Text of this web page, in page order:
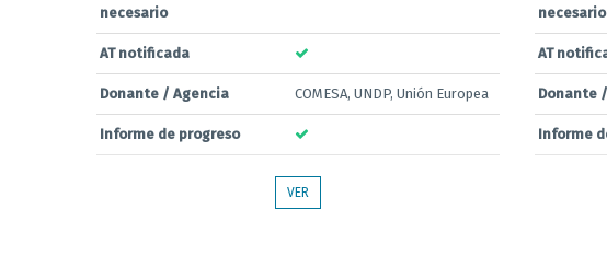
necesario
AT notificada
Donante / Agencia COMESA, UNDP, Unión Europea
Informe de progreso
VER
necesario
AT
Donante
Informe